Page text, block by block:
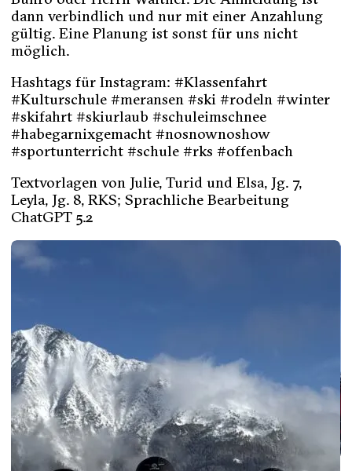
dann verbindlich und nur mit einer Anzahlung
gültig. Eine Planung ist sonst für uns nicht
möglich.
Hashtags für Instagram: #Klassenfahrt
#Kulturschule #meransen #ski #rodeln #winter
#skifahrt #skiurlaub #schuleimschnee
#habegarnixgemacht #nosnownoshow
#sportunterricht #schule #rks #offenbach
Textvorlagen von Julie, Turid und Elsa, Jg. 7,
Leyla, Jg. 8, RKS; Sprachliche Bearbeitung
ChatGPT 5.2